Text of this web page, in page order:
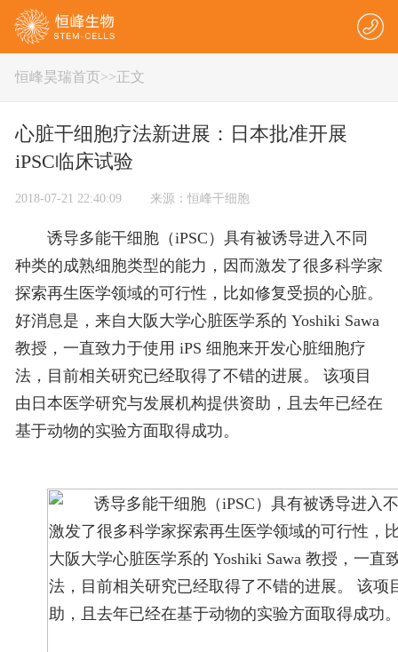
恒峰昊瑞首页>>正文
心脏干细胞疗法新进展：日本批准开展
iPSC临床试验
2018-07-21 22:40:09 来源：恒峰干细胞
诱导多能干细胞（iPSC）具有被诱导进入不同
种类的成熟细胞类型的能力，因而激发了很多科学家
探索再生医学领域的可行性，比如修复受损的心脏。
好消息是，来自大阪大学心脏医学系的 Yoshiki Sawa
教授，一直致力于使用 iPS 细胞来开发心脏细胞疗
法，目前相关研究已经取得了不错的进展。 该项目
由日本医学研究与发展机构提供资助，且去年已经在
基于动物的实验方面取得成功。